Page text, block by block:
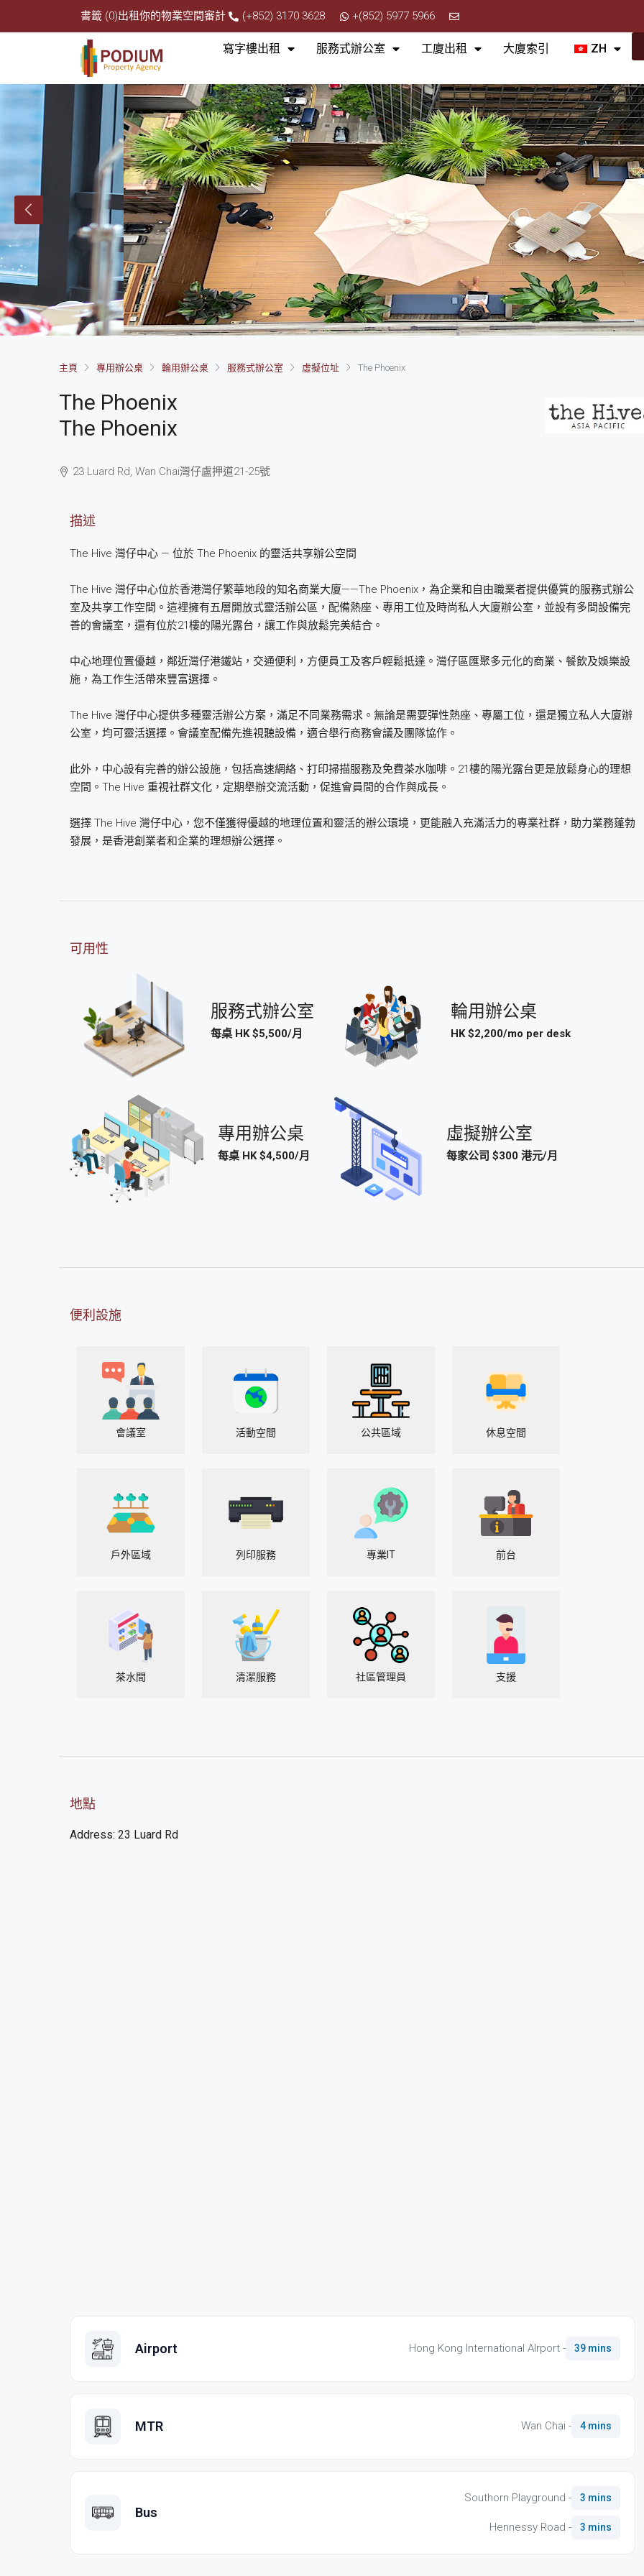
書籤 (0)出租你的物業空間審計 (+852) 3170 3628 +(852) 5977 5966
寫字樓出租 服務式辦公室 工廈出租 大廈索引 ZH
主頁 專用辦公桌 輪用辦公桌 服務式辦公室 虛擬位址 The Phoenix
The Phoenix
The Phoenix
23 Luard Rd, Wan Chai灣仔盧押道21-25號
描述
The Hive 灣仔中心 — 位於 The Phoenix 的靈活共享辦公空間
The Hive 灣仔中心位於香港灣仔繁華地段的知名商業大廈——The Phoenix，為企業和自由職業者提供優質的服務式辦公
室及共享工作空間。這裡擁有五層開放式靈活辦公區，配備熱座、專用工位及時尚私人大廈辦公室，並設有多間設備完
善的會議室，還有位於21樓的陽光露台，讓工作與放鬆完美結合。
中心地理位置優越，鄰近灣仔港鐵站，交通便利，方便員工及客戶輕鬆抵達。灣仔區匯聚多元化的商業、餐飲及娛樂設
施，為工作生活帶來豐富選擇。
The Hive 灣仔中心提供多種靈活辦公方案，滿足不同業務需求。無論是需要彈性熱座、專屬工位，還是獨立私人大廈辦
公室，均可靈活選擇。會議室配備先進視聽設備，適合舉行商務會議及團隊協作。
此外，中心設有完善的辦公設施，包括高速網絡、打印掃描服務及免費茶水咖啡。21樓的陽光露台更是放鬆身心的理想
空間。The Hive 重視社群文化，定期舉辦交流活動，促進會員間的合作與成長。
選擇 The Hive 灣仔中心，您不僅獲得優越的地理位置和靈活的辦公環境，更能融入充滿活力的專業社群，助力業務蓬勃
發展，是香港創業者和企業的理想辦公選擇。
可用性
服務式辦公室
每桌 HK $5,500/月
輪用辦公桌
HK $2,200/mo per desk
專用辦公桌
每桌 HK $4,500/月
虛擬辦公室
每家公司 $300 港元/月
便利設施
會議室 活動空間 公共區域 休息空間
戶外區域 列印服務 專業IT 前台
茶水間 清潔服務 社區管理員 支援
地點
Address: 23 Luard Rd
Airport Hong Kong International AIrport - 39 mins
MTR Wan Chai - 4 mins
Bus
Southorn Playground - 3 mins
Hennessy Road - 3 mins